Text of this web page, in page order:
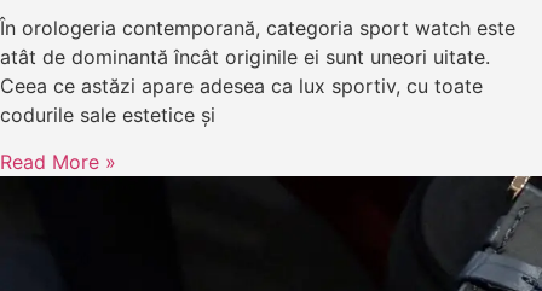
În orologeria contemporană, categoria sport watch este
atât de dominantă încât originile ei sunt uneori uitate.
Ceea ce astăzi apare adesea ca lux sportiv, cu toate
codurile sale estetice și
Read More »